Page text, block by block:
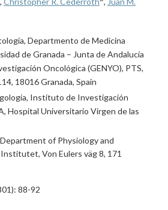
Departmento de Medicina
de Granada – Junta de Andalucía
Oncológica (GENYO), PTS,
18016 Granada, Spain
Instituto de Investigación
Hospital Universitario Virgen de las
of Physiology and
Von Eulers väg 8, 171
88-92